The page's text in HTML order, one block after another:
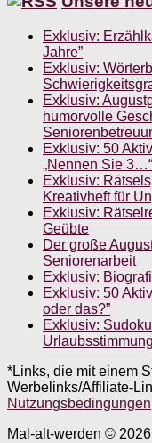
Exklusiv:
Jahre”
Exklusiv:
Exklusiv:
humorvolle
Exklusiv: 50
„Nennen Sie 3…“
Exklusiv:
Kreativheft für
Exklusiv:
Geübte
Der große
Seniorenarbeit
Exklusiv:
Exklusiv: 50
oder das?”
Exklusiv:
*Links, die mit einem
Werbelinks/Affiliate-
Nutzungsbedingungen
Mal-alt-werden ©